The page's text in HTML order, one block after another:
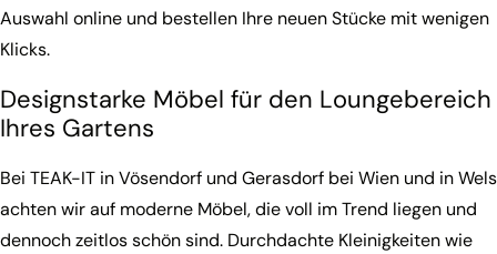
Auswahl online und bestellen Ihre neuen Stücke mit wenigen
Klicks.
Designstarke Möbel für den Loungebereich
Ihres Gartens
Bei TEAK-IT in Vösendorf und Gerasdorf bei Wien und in Wels
achten wir auf moderne Möbel, die voll im Trend liegen und
dennoch zeitlos schön sind. Durchdachte Kleinigkeiten wie